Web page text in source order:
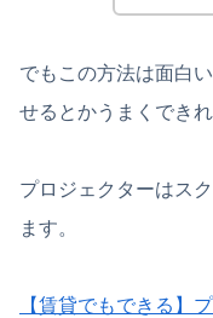
でもこの方法は面白
せるとかうまくでき
プロジェクターはス
ます。
【賃貸でもできる】